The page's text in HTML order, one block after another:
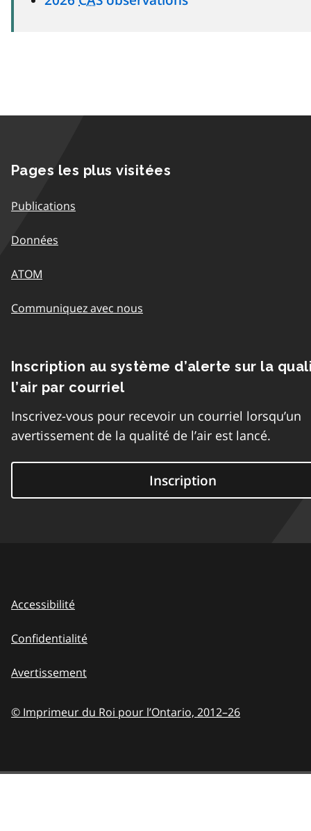
Pages les plus visitées
Publications
Données
ATOM
Communiquez avec nous
Inscription au système d’alerte sur la
l’air par courriel
Inscrivez-vous pour recevoir un courriel lorsqu’un
avertissement de la qualité de l’air est lancé.
Inscription
Accessibilité
Confidentialité
Avertissement
© Imprimeur du Roi pour l’Ontario, 2012–26